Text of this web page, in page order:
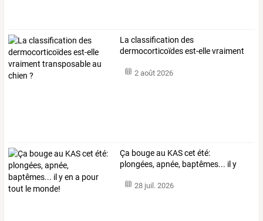
La classification des
dermocorticoïdesest-ellevraiment
2 août 2026
Ça bougeau KAScet été:
plongées, apnée, baptêmes... ily
28 juil. 2026